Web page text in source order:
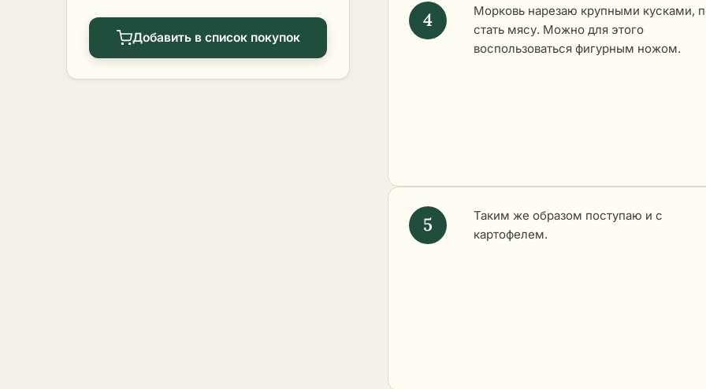
Добавить в список покупок
Морковь нарезаю крупными кусками,
стать мясу. Можно для этого
воспользоваться фигурным ножом.
Таким же образом поступаю и с
картофелем.